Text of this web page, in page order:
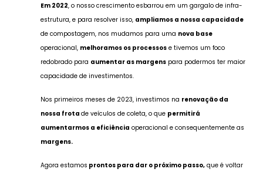
Em 2022, o nosso crescimento esbarrou em um gargalo de infra-
estrutura, e para resolver isso, ampliamos a nossa capacidade
de compostagem, nos mudamos para uma nova base
operacional, melhoramos os processose tivemos um foco
redobrado para aumentar as margenspara podermos ter maior
capacidade de investimentos.
Nos primeiros meses de 2023, investimos na renovação da
nossa frota de veículos de coleta, o que permitirá
aumentarmos a eficiência operacional e consequentemente as
margens.
Agora estamos prontos para dar o próximo passo,que é voltar